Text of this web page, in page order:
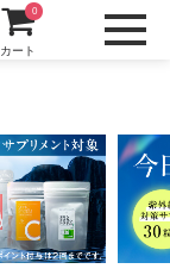
カート
0